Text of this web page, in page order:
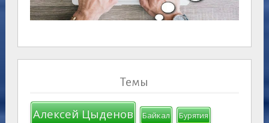
Темы
Алексей Цыденов Байкал Бурятия